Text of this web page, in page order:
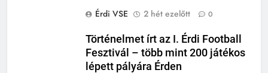
Érdi VSE
2 hét ezelőtt 0
Történelmet írt az I. Érdi Football
Fesztivál – több mint 200 játékos
lépett pályára Érden